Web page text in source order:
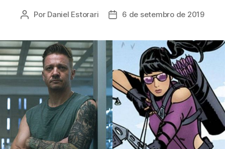
Autor
Por Daniel Estorari
Data6 de setembro de 2019